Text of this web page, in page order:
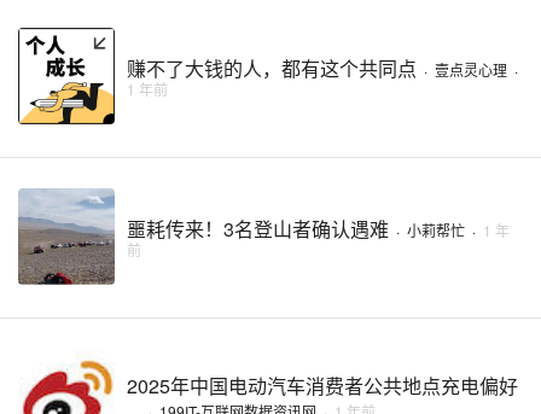
赚不了大钱的人，都有这个共同点 · 壹点灵心理 ·
1 年前
噩耗传来！3名登山者确认遇难 · 小莉帮忙 · 1 年
前
2025年中国电动汽车消费者公共地点充电偏好